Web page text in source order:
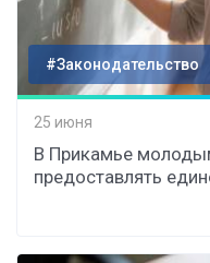
#Законодательство
25 июня
В Прикамье
предоставлять